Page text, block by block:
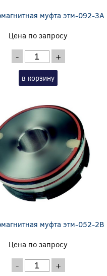
муфта этм-092-3А
Цена по запросу
- +
в корзину
муфта этм-052-2В
Цена по запросу
- +